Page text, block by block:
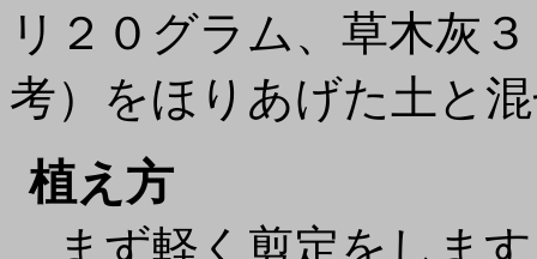
リ２０グラム、草木灰
考）をほりあげた土と
植え方
まず軽く剪定をしま